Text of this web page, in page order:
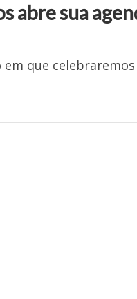
abre sua
que celebraremos